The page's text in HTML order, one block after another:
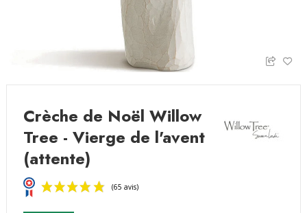
Crèche de Noël Willow
Tree - Vierge de l'avent
(attente)